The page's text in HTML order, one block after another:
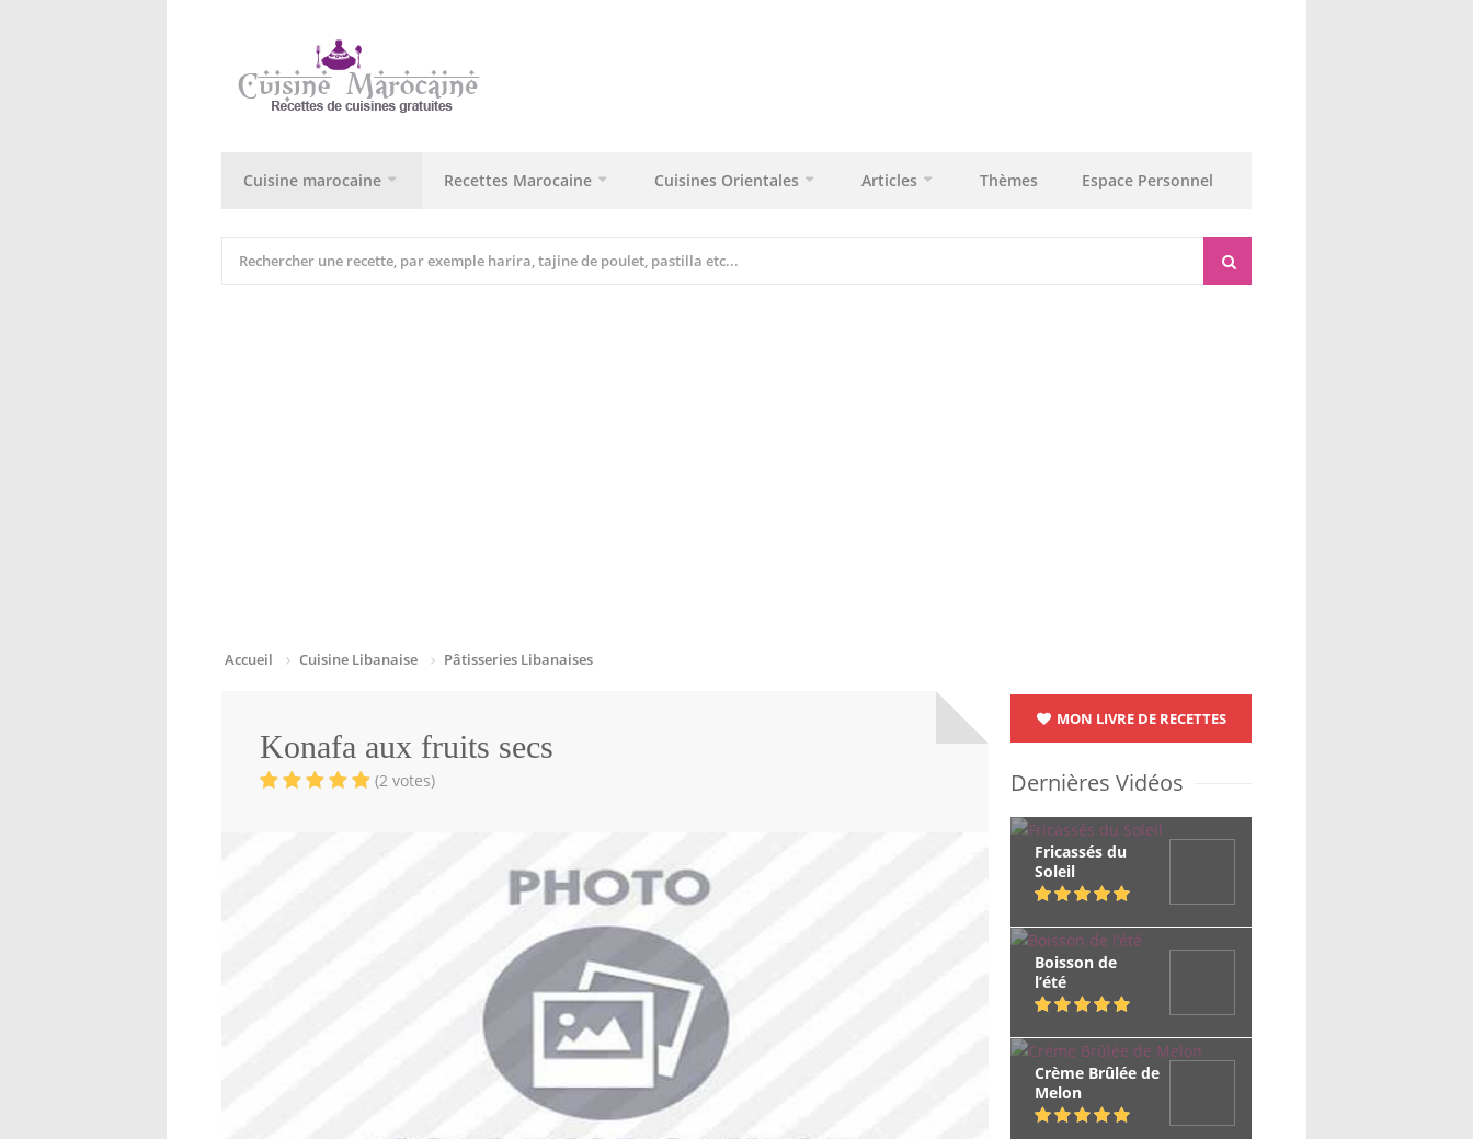
Cuisine marocaine Recettes Marocaine Cuisines Orientales Articles Thèmes Espace Personnel
Accueil Cuisine Libanaise Pâtisseries Libanaises
Konafa aux fruits secs
(2 votes)
MON LIVRE DE RECETTES
Dernières Vidéos
Fricassés du
Soleil
Boisson de
l’été
Crème Brûlée de
Melon